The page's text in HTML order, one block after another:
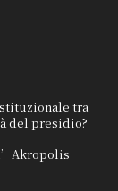
tra
del presidio?